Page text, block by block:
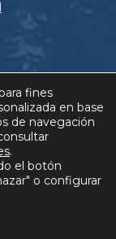
SOMOS
FAQ
fines
en base
de navegación
.
el botón
o configurar